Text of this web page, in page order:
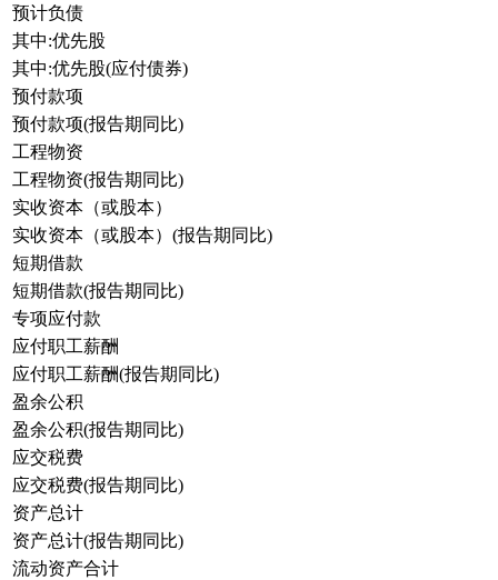
预计负债
其中:优先股
其中:优先股(应付债券)
预付款项
预付款项(报告期同比)
工程物资
工程物资(报告期同比)
实收资本（或股本）
实收资本（或股本）(报告期同比)
短期借款
短期借款(报告期同比)
专项应付款
应付职工薪酬
应付职工薪酬(报告期同比)
盈余公积
盈余公积(报告期同比)
应交税费
应交税费(报告期同比)
资产总计
资产总计(报告期同比)
流动资产合计